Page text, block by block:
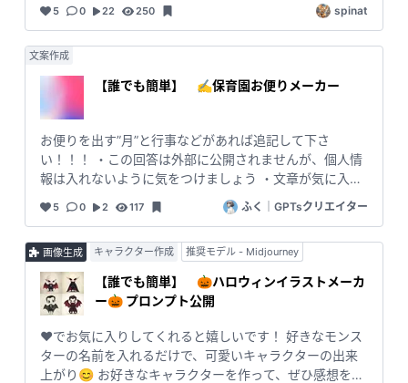
5 0 22 250 spinat
文案作成
【誰でも簡単】 ✍️保育園お便りメーカー
お便りを出す”月”と行事などがあれば追記して下さ
い！！！ ・この回答は外部に公開されませんが、個人情
報は入れないように気をつけましょう ・文章が気に入ら
なければ何度でも回答可能です！
5 0 2 117 ふく｜GPTsクリエイター
画像生成 キャラクター作成 推奨モデル - Midjourney
【誰でも簡単】 🎃ハロウィンイラストメーカ
ー🎃 プロンプト公開
❤️でお気に入りしてくれると嬉しいです！ 好きなモンス
ターの名前を入れるだけで、可愛いキャラクターの出来
上がり😊 お好きなキャラクターを作って、ぜひ感想を教